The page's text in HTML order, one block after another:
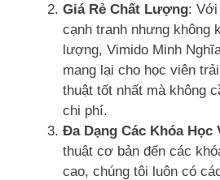
Giá Rẻ Chất Lượng: Với
cạnh tranh nhưng không
lượng, Vimido Minh
mang lại cho học viên
thuật tốt nhất mà không
chi phí.
Đa Dạng Các Khóa Học
thuật cơ bản đến các
cao, chúng tôi luôn có